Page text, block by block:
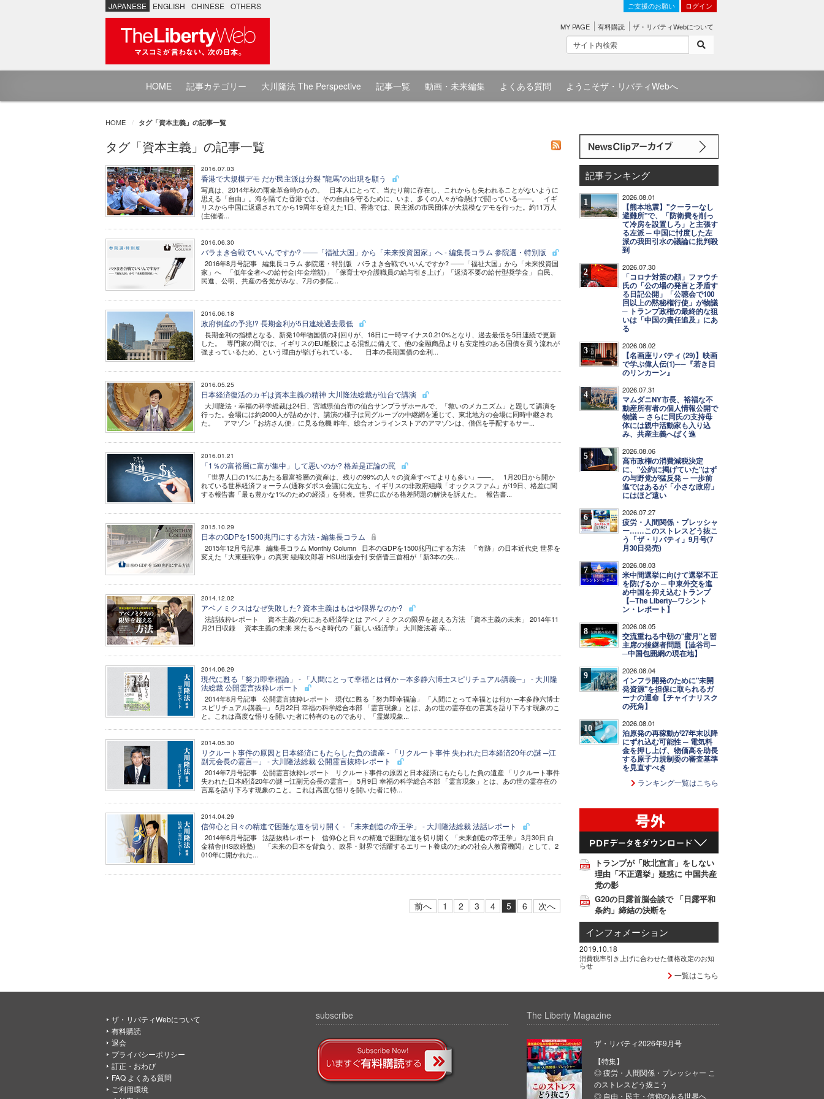
JAPANESE ENGLISH CHINESE OTHERS ご支援のお願い ログイン
MY PAGE 有料購読 ザ・リバティWebについて
HOME 記事カテゴリー 大川隆法 The Perspective 記事一覧 動画・未来編集 よくある質問 ようこそザ・リバティWebへ
HOME タグ「資本主義」の記事一覧
タグ「資本主義」の記事一覧
2016.07.03
香港で大規模デモ だが民主派は分裂 "龍馬"の出現を願う
写真は、2014年秋の雨傘革命時のもの。 日本人にとって、当たり前に存在し、これからも失われることがないように
思える「自由」。海を隔てた香港では、その自由を守るために、いま、多くの人々が命懸けで闘っている――。 イギ
リスから中国に返還されてから19周年を迎えた1日、香港では、民主派の市民団体が大規模なデモを行った。約11万人
(主催者...
2016.06.30
バラまき合戦でいいんですか? ――「福祉大国」から「未来投資国家」へ - 編集長コラム 参院選・特別版
2016年8月号記事 編集長コラム 参院選・特別版 バラまき合戦でいいんですか? ――「福祉大国」から「未来投資国
家」へ 「低年金者への給付金(年金増額)」「保育士や介護職員の給与引き上げ」「返済不要の給付型奨学金」 自民、
民進、公明、共産の各党がみな、7月の参院...
2016.06.18
政府倒産の予兆!? 長期金利が5日連続過去最低
長期金利の指標となる、新発10年物国債の利回りが、16日に一時マイナス0.210%となり、過去最低を5日連続で更新
した。 専門家の間では、イギリスのEU離脱による混乱に備えて、他の金融商品よりも安定性のある国債を買う流れが
強まっているため、という理由が挙げられている。 日本の長期国債の金利...
2016.05.25
日本経済復活のカギは資本主義の精神 大川隆法総裁が仙台で講演
大川隆法・幸福の科学総裁は24日、宮城県仙台市の仙台サンプラザホールで、「救いのメカニズム」と題して講演を
行った。会場には約2000人が詰めかけ、講演の様子は同グループの中継網を通じて、東北地方の会場に同時中継され
た。 アマゾン「お坊さん便」に見る危機 昨年、総合オンラインストアのアマゾンは、僧侶を手配するサー...
2016.01.21
「1％の富裕層に富が集中」して悪いのか? 格差是正論の罠
「世界人口の1%にあたる最富裕層の資産は、残りの99%の人々の資産すべてよりも多い」――。 1月20日から開か
れている世界経済フォーラム(通称ダボス会議)に先立ち、イギリスの非政府組織「オックスファム」が19日、格差に関
する報告書「最も豊かな1%のための経済」を発表。世界に広がる格差問題の解決を訴えた。 報告書...
2015.10.29
日本のGDPを1500兆円にする方法 - 編集長コラム
2015年12月号記事 編集長コラム Monthly Column 日本のGDPを1500兆円にする方法 「奇跡」の日本近代史 世界を
変えた「大東亜戦争」の真実 綾織次郎著 HSU出版会刊 安倍晋三首相が「新3本の矢...
2014.12.02
アベノミクスはなぜ失敗した? 資本主義はもはや限界なのか?
法話抜粋レポート 資本主義の先にある経済学とは アベノミクスの限界を超える方法 「資本主義の未来」 2014年11
月21日収録 資本主義の未来 来たるべき時代の「新しい経済学」 大川隆法著 幸...
2014.06.29
現代に甦る「努力即幸福論」 - 「人間にとって幸福とは何か ─本多静六博士スピリチュアル講義─」 - 大川隆
法総裁 公開霊言抜粋レポート
2014年8月号記事 公開霊言抜粋レポート 現代に甦る「努力即幸福論」 「人間にとって幸福とは何か ─本多静六博士
スピリチュアル講義─」 5月22日 幸福の科学総合本部 「霊言現象」とは、あの世の霊存在の言葉を語り下ろす現象のこ
と。これは高度な悟りを開いた者に特有のものであり、「霊媒現象...
2014.05.30
リクルート事件の原因と日本経済にもたらした負の遺産 - 「リクルート事件 失われた日本経済20年の謎 ─江
副元会長の霊言─」 - 大川隆法総裁 公開霊言抜粋レポート
2014年7月号記事 公開霊言抜粋レポート リクルート事件の原因と日本経済にもたらした負の遺産 「リクルート事件
失われた日本経済20年の謎 ─江副元会長の霊言─」 5月9日 幸福の科学総合本部 「霊言現象」とは、あの世の霊存在の
言葉を語り下ろす現象のこと。これは高度な悟りを開いた者に特...
2014.04.29
信仰心と日々の精進で困難な道を切り開く - 「未来創造の帝王学」 - 大川隆法総裁 法話レポート
2014年6月号記事 法話抜粋レポート 信仰心と日々の精進で困難な道を切り開く 「未来創造の帝王学」 3月30日 白
金精舎(HS政経塾) 「未来の日本を背負う、政界・財界で活躍するエリート養成のための社会人教育機関」として、2
010年に開かれた...
前へ 1 2 3 4 5 6 次へ
記事ランキング
1 2026.08.01
【熊本地震】"クーラーなし
避難所"で、「防衛費を削っ
て冷房を設置しろ」と主張す
る左派 ─ 中国に忖度した左
派の我田引水の議論に批判殺
到
2 2026.07.30
「コロナ対策の顔」ファウチ
氏の「公の場の発言と矛盾す
る日記公開」「公聴会で100
回以上の黙秘権行使」が物議
─ トランプ政権の最終的な狙
いは「中国の責任追及」にあ
る
3 2026.08.02
【名画座リバティ (29)】映画
で学ぶ偉人伝(1)──『若き日
のリンカーン』
4 2026.07.31
マムダニNY市長、裕福な不
動産所有者の個人情報公開で
物議 ─ さらに同氏の支持母
体には親中活動家も入り込
み、共産主義へばく進
5 2026.08.06
高市政権の消費減税決定
に、"公約に掲げていた"はず
の与野党が猛反発 ─ 一歩前
進ではあるが「小さな政府」
にはほど遠い
6 2026.07.27
疲労・人間関係・プレッシャ
ー……このストレスどう抜こ
う「ザ・リバティ」9月号(7
月30日発売)
7 2026.08.03
米中間選挙に向けて選挙不正
を防げるか ─ 中東外交を進
め中国を抑え込むトランプ
【─The Liberty─ワシント
ン・レポート】
8 2026.08.05
交流重ねる中朝の"蜜月"と習
主席の後継者問題【澁谷司─
─中国包囲網の現在地】
9 2026.08.04
インフラ開発のために"未開
発資源"を担保に取られるガ
ーナの運命【チャイナリスク
の死角】
10 2026.08.01
泊原発の再稼動が27年末以降
にずれ込む可能性 ─ 電気料
金を押し上げ、物価高を助長
する原子力規制委の審査基準
を見直すべき
ランキング一覧はこちら
トランプが「敗北宣言」をしない
理由「不正選挙」疑惑に 中国共産
党の影
G20の日露首脳会談で 「日露平和
条約」締結の決断を
インフォメーション
2019.10.18
消費税率引き上げに合わせた価格改定のお知
らせ
一覧はこちら
ザ・リバティWebについて
有料購読
退会
プライバシーポリシー
訂正・おわび
FAQ よくある質問
ご利用環境
subscribe The Liberty Magazine
ザ・リバティ2026年9月号
【特集】
◎ 疲労・人間関係・プレッシャー こ
のストレスどう抜こう
◎ 自由・民主・信仰のある世界へ